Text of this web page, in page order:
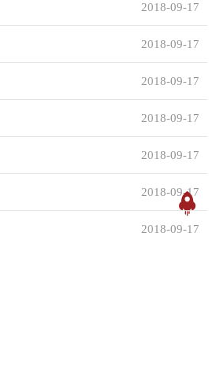
2018-09-17
2018-09-17
2018-09-17
2018-09-17
2018-09-17
2018-09-17
2018-09-17